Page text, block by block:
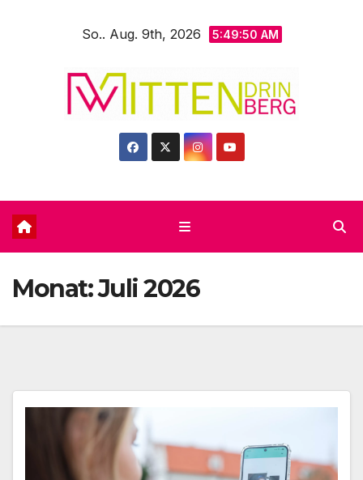
So.. Aug. 9th, 2026 5:49:51 AM
Monat:Juli 2026